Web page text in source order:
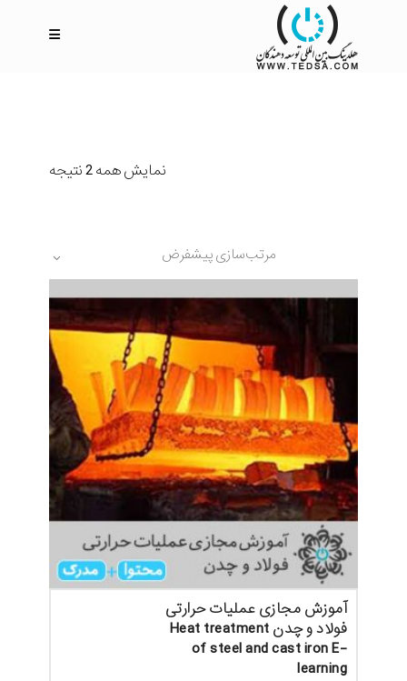
نمایش همه 2 نتیجه
مرتب‌سازی پیشفرض
آموزش مجازی عملیات حرارتی
فولاد و چدن Heat treatment
of steel and cast iron E-
learning